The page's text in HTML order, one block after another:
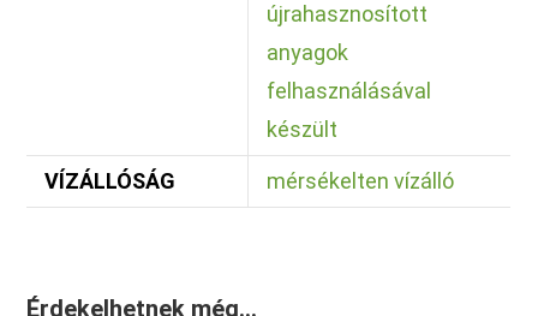
újrahasznosított
anyagok
felhasználásával
készült
VÍZÁLLÓSÁG mérsékelten vízálló
Érdekelhetnek még…